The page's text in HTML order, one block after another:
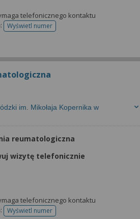
telefonicznego kontaktu
Wyświetl numertelefonu do rejestracji
im. Mikołaja Kopernika w
reumatologiczna
wizytę telefonicznie
telefonicznego kontaktu
Wyświetl numertelefonu do rejestracji